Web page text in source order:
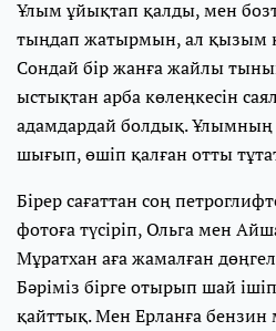
Ұлым ұйықтап қалды, мен
тыңдап жатырмын, ал қызым
Сондай бір жанға жайлы
ыстықтан арба көлеңкесін
адамдардай болдық. Ұлымның
шығып, өшіп қалған отты
Бірер сағаттан соң
фотоға түсіріп, Ольга мен
Мұратхан аға жамалған
Бәріміз бірге отырып шай
қайттық. Мен Ерланға